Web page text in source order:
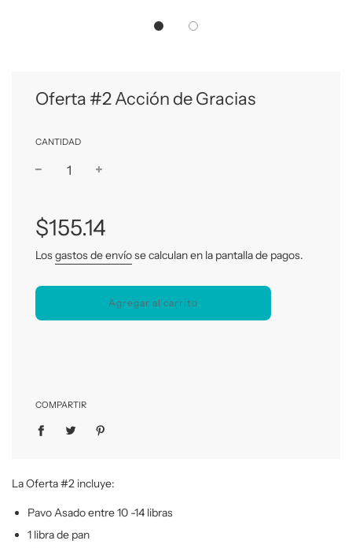
Oferta #2 Acción de Gracias
CANTIDAD
habitual
$155.14
Losgastos de envíose calculan en la pantalla de pagos.
Agregar al carrito
COMPARTIR
La Oferta #2 incluye:
Pavo Asado entre 10 -14 libras
1 libra de pan